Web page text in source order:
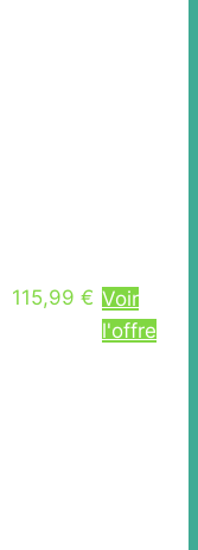
115,99 € Voir
l'offre